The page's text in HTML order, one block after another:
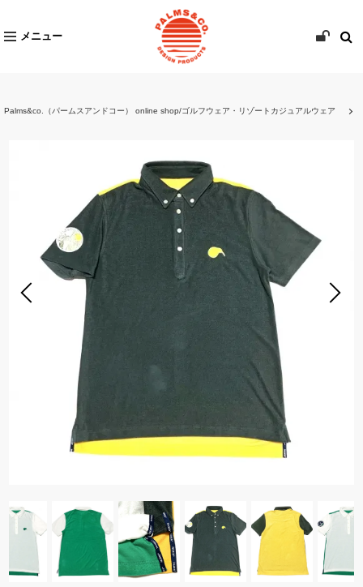
メニュー
Palms&co.（パームスアンドコー） online shop/ゴルフウェア・リゾートカジュアルウェア